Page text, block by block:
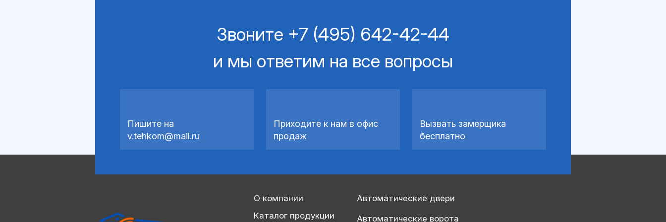
Звоните +7 (495) 642-42-44
и мы ответим на все вопросы
Пишите на
v.tehkom@mail.ru
Приходите к нам в офис
продаж
Вызвать замерщика
бесплатно
О компании
Каталог продукции
Автоматические двери
Автоматические ворота